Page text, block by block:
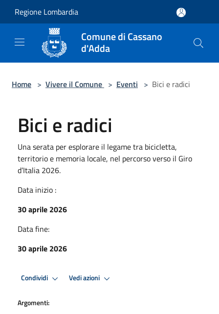
Regione Lombardia
Comune di Cassano
d'Adda
Home > Vivere il Comune > Eventi > Bici e radici
Bici e radici
Una serata per esplorare il legame tra bicicletta,
territorio e memoria locale, nel percorso verso il Giro
d’Italia 2026.
Data inizio :
30 aprile 2026
Data fine:
30 aprile 2026
Condividi Vedi azioni
Argomenti: